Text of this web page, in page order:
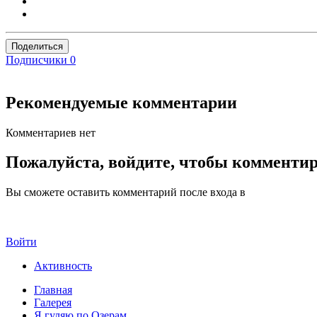
Поделиться
Подписчики 0
Рекомендуемые комментарии
Комментариев нет
Пожалуйста, войдите, чтобы
Вы сможете оставить комментарий после входа в
Войти
Активность
Главная
Галерея